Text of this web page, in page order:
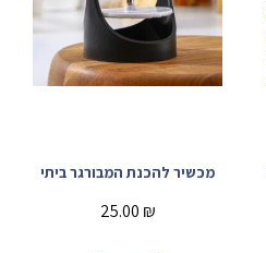
מכשיר להכנת המבורגר ביתי
25.00 ₪